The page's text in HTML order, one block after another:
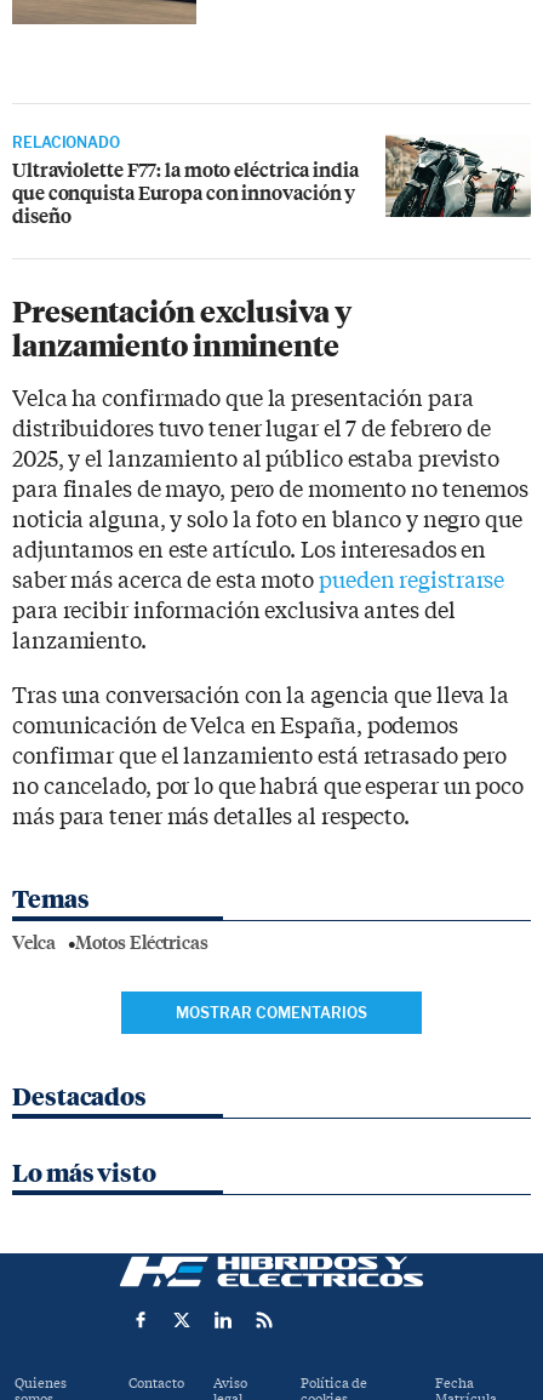
RELACIONADO
Ultraviolette F77: la moto eléctrica india
que conquista Europa con innovación y
diseño
Presentación exclusiva y
lanzamiento inminente
Velca ha confirmado que la presentación para
distribuidores tuvo tener lugar el 7 de febrero de
2025, y el lanzamiento al público estaba previsto
para finales de mayo, pero de momento no tenemos
noticia alguna, y solo la foto en blanco y negro que
adjuntamos en este artículo. Los interesados en
saber más acerca de esta motopueden registrarse
para recibir información exclusiva antes del
lanzamiento.
Tras una conversación con la agencia que lleva la
comunicación de Velca en España, podemos
confirmar que el lanzamiento está retrasado pero
no cancelado, por lo que habrá que esperar un poco
más para tener más detalles al respecto.
Temas
Velca Motos Eléctricas
MOSTRAR COMENTARIOS
Destacados
Lo más visto
Quienes Contacto Aviso Política de Fecha